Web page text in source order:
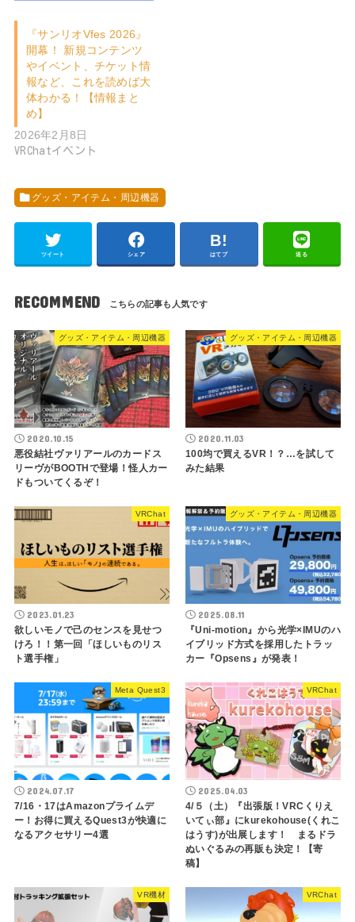
『サンリオVfes 2026』
開幕！ 新規コンテンツ
やイベント、チケット情
報など、これを読めば大
体わかる！【情報まと
め】
2026年2月8日
VRChatイベント
グッズ・アイテム・周辺機器
ツイート シェア はてブ 送る
RECOMMEND
グッズ・アイテム・周辺機器
2020.10.15
悪役結社ヴァリアールのカードス
リーヴがBOOTHで登場！怪人カー
ドもついてくるぞ！
グッズ・アイテム・周辺機器
2020.11.03
100均で買えるVR！？…を試して
みた結果
VRChat
2023.01.23
欲しいモノで己のセンスを見せつ
けろ！！第一回「ほしいものリス
ト選手権」
グッズ・アイテム・周辺機器
2025.08.11
『Uni-motion』から光学×IMUのハ
イブリッド方式を採用したトラッ
カー『Opsens』が発表！
Meta Quest3
2024.07.17
7/16・17はAmazonプライムデ
ー！お得に買えるQuest3が快適に
なるアクセサリー4選
VRChat
2025.04.03
4/５（土）『出張版！VRCくりえ
いてぃ部』にkurekohouse(くれこ
はうす)が出展します！ まるドラ
ぬいぐるみの再販も決定！【寄
稿】
VR機材 VRChat